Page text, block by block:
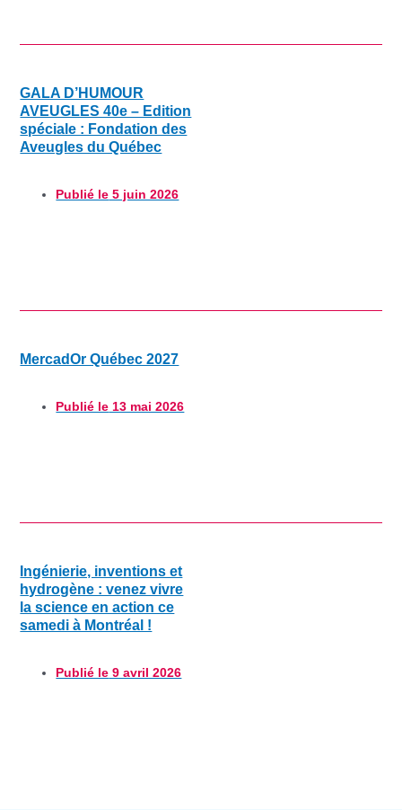
GALA D’HUMOUR
AVEUGLES 40e – Edition
spéciale : Fondation des
Aveugles du Québec
Publié le 5 juin 2026
MercadOr Québec 2027
Publié le 13 mai 2026
Ingénierie, inventions et
hydrogène : venez vivre
la science en action ce
samedi à Montréal !
Publié le 9 avril 2026